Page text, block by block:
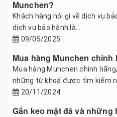
Munchen?
Khách hàng nói gì về dịch vụ
dịch vụ bảo hành là...
09/05/2025
Mua hàng Munchen chính
Mua hàng Munchen chính
những từ khoá được tìm kiếm
20/11/2024
Gắn keo mặt đá và